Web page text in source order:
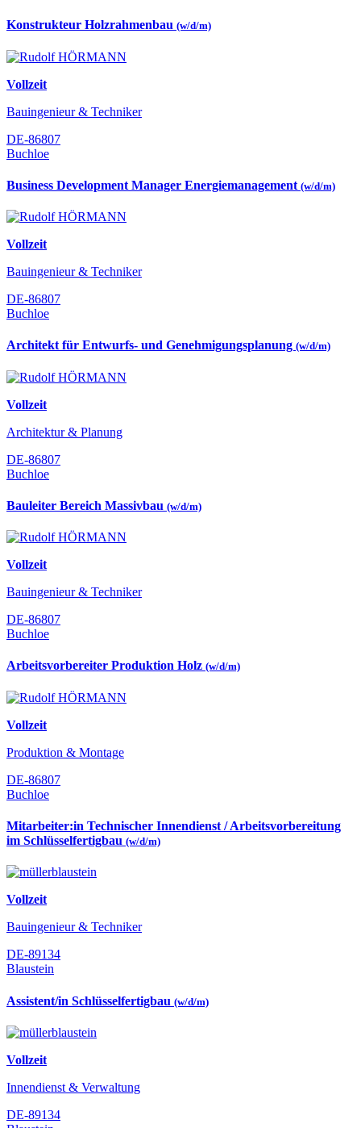
Konstrukteur Holzrahmenbau (w/d/m)
Vollzeit
Bauingenieur & Techniker
DE-86807
Buchloe
Business Development Manager Energiemanagement (w/d/m)
Vollzeit
Bauingenieur & Techniker
DE-86807
Buchloe
Architekt für Entwurfs- und Genehmigungsplanung (w/d/m)
Vollzeit
Architektur & Planung
DE-86807
Buchloe
Bauleiter Bereich Massivbau (w/d/m)
Vollzeit
Bauingenieur & Techniker
DE-86807
Buchloe
Arbeitsvorbereiter Produktion Holz (w/d/m)
Vollzeit
Produktion & Montage
DE-86807
Buchloe
Mitarbeiter:in Technischer Innendienst / Arbeitsvorbereitung
im Schlüsselfertigbau (w/d/m)
Vollzeit
Bauingenieur & Techniker
DE-89134
Blaustein
Assistent/in Schlüsselfertigbau (w/d/m)
Vollzeit
Innendienst & Verwaltung
DE-89134